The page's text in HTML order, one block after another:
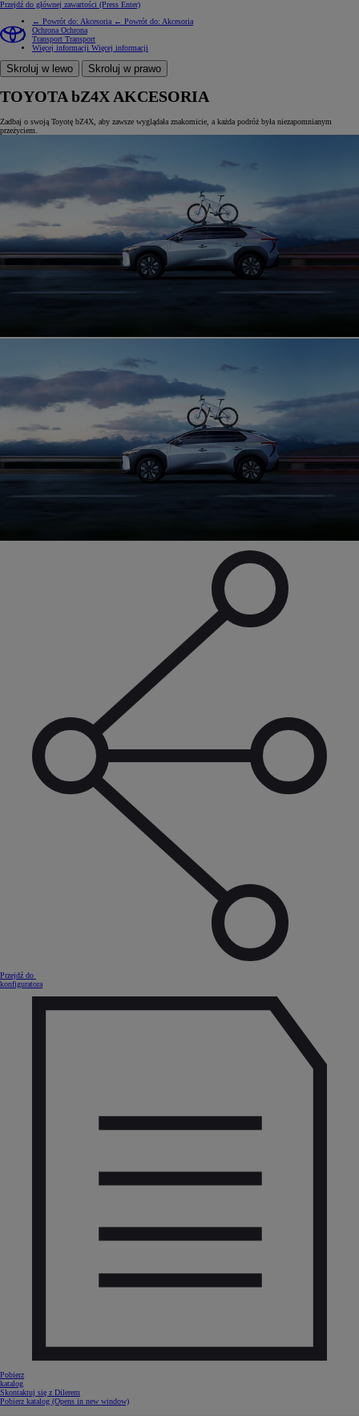
Przejdź do głównej zawartości (Press Enter)
← Powrót do: Akcesoria ← Powrót do: Akcesoria
Ochrona Ochrona
Transport Transport
Więcej informacji Więcej informacji
Skroluj w lewo Skroluj w prawo
TOYOTA bZ4X AKCESORIA
Zadbaj o swoją Toyotę bZ4X, aby zawsze wyglądała znakomicie, a każda podróż była niezapomnianym
przeżyciem.
Przejdź do
konfiguratora
Pobierz
katalog
Skontaktuj się z Dilerem
Pobierz katalog (Opens in new window)